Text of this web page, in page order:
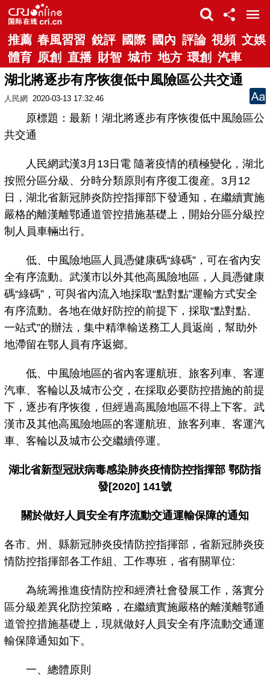
推薦 春風習習 銳評 國際 國內 評論 視頻 文娛
體育 原創 直播 財智 城市 地方 環創 汽車
湖北將逐步有序恢復低中風險區公共交通
人民網 2020-03-13 17:32:46
原標題：最新！湖北將逐步有序恢復低中風險區公
共交通
人民網武漢3月13日電 隨著疫情的積極變化，湖北
按照分區分級、分時分類原則有序復工復産。3月12
日，湖北省新冠肺炎防控指揮部下發通知，在繼續實施
嚴格的離漢離鄂通道管控措施基礎上，開始分區分級控
制人員車輛出行。
低、中風險地區人員憑健康碼“綠碼”，可在省內安
全有序流動。武漢市以外其他高風險地區，人員憑健康
碼“綠碼”，可與省內流入地採取“點對點”運輸方式安全
有序流動。各地在做好防控的前提下，採取“點對點、
一站式”的辦法，集中精準輸送務工人員返崗，幫助外
地滯留在鄂人員有序返鄉。
低、中風險地區的省內客運航班、旅客列車、客運
汽車、客輪以及城市公交，在採取必要防控措施的前提
下，逐步有序恢復，但經過高風險地區不得上下客。武
漢市及其他高風險地區的客運航班、旅客列車、客運汽
車、客輪以及城市公交繼續停運。
湖北省新型冠狀病毒感染肺炎疫情防控指揮部 鄂防指
發[2020] 141號
關於做好人員安全有序流動交通運輸保障的通知
各市、州、縣新冠肺炎疫情防控指揮部，省新冠肺炎疫
情防控指揮部各工作組、工作專班，省有關單位:
為統籌推進疫情防控和經濟社會發展工作，落實分
區分級差異化防控策略，在繼續實施嚴格的離漢離鄂通
道管控措施基礎上，現就做好人員安全有序流動交通運
輸保障通知如下。
一、總體原則